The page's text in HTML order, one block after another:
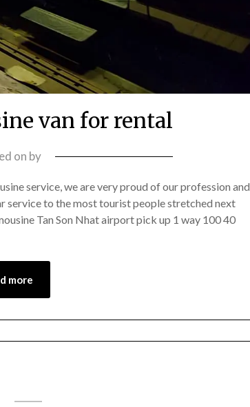
van for rental
on by
service, we are very proud of our profession and
service to the most tourist people stretched next
Tan Son Nhat airport pick up 1 way 100 40
more